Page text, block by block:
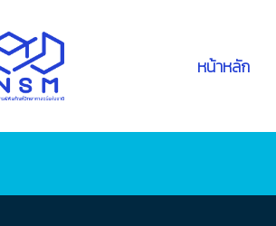
หน้าหลัก